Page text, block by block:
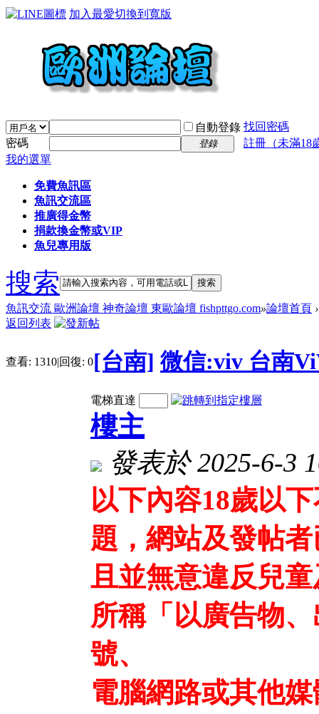
加入最愛切換到寬版
自動登錄 找回密碼
密碼
登錄
註冊（未滿18
我的選單
免費魚訊區
魚訊交流區
推廣得金幣
捐款換金幣或VIP
魚兒專用版
搜索 搜索
魚訊交流 歐洲論壇 神奇論壇 東歐論壇 fishpttgo.com»論壇首頁 ›
返回列表
查看: 1310|回復: 0[台南] 微信:viv 台南
電梯直達
樓主
發表於 2025-6-3
以下內容18歲以
題，網站及發帖
且並無意違反兒
所稱「以廣告物
號、
電腦網路或其他